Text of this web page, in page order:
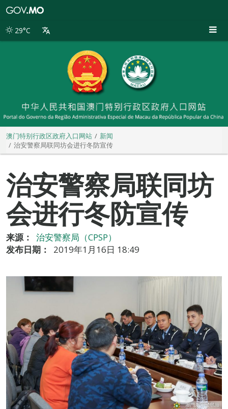
别
29°C
澳门特别行政区政府入口网站
新闻
治安警察局联同坊会进行冬防宣传
治安警察局联同坊
会进行冬防宣传
来源：
治安警察局（CPSP）
发布日期：
2019年1月16日 18:49